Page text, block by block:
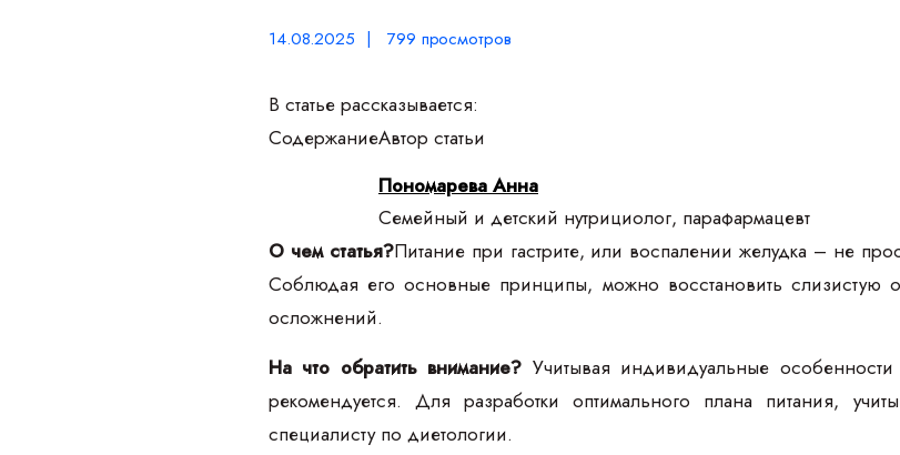
14.08.2025 | 799 просмотров
В статье рассказывается:
СодержаниеАвтор статьи
Пономарева Анна
Семейный и детский нутрициолог, парафармацевт
О чем статья?Питание при гастрите, или воспалении желудка – не
Соблюдая его основные принципы, можно восстановить слизистую
осложнений.
На что обратить внимание? Учитывая индивидуальные особенности
рекомендуется. Для разработки оптимального плана питания,
специалисту по диетологии.